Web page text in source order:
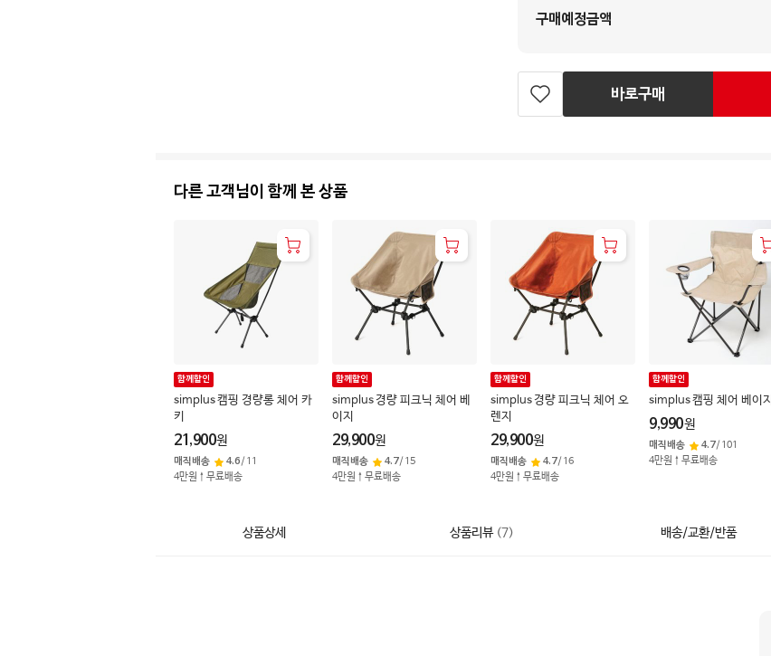
구매예정금액
바로구매
다른 고객님이 함께 본 상품
simplus 캠핑 경량롱 체어 카
키
함께할인
21,900원
매직배송 4.6/ 11
4만원↑무료배송
simplus 경량 피크닉 체어 베
이지
함께할인
29,900원
매직배송 4.7/ 15
4만원↑무료배송
simplus 경량 피크닉 체어 오
렌지
함께할인
29,900원
매직배송 4.7/ 16
4만원↑무료배송
simplus 캠핑 체어 베이지
함께할인
9,990원
매직배송 4.7/ 101
4만원↑무료배송
상품상세 상품리뷰 (7) 배송/교환/반품